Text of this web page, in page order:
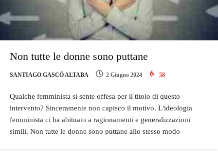
Non tutte le donne sono puttane
SANTIAGO GASCÓ ALTABA 2 Giugno 2024 58
Qualche femminista si sente offesa per il titolo di questo
intervento? Sinceramente non capisco il motivo. L'ideologia
femminista ci ha abituato a ragionamenti e generalizzazioni
simili. Non tutte le donne sono puttane allo stesso modo